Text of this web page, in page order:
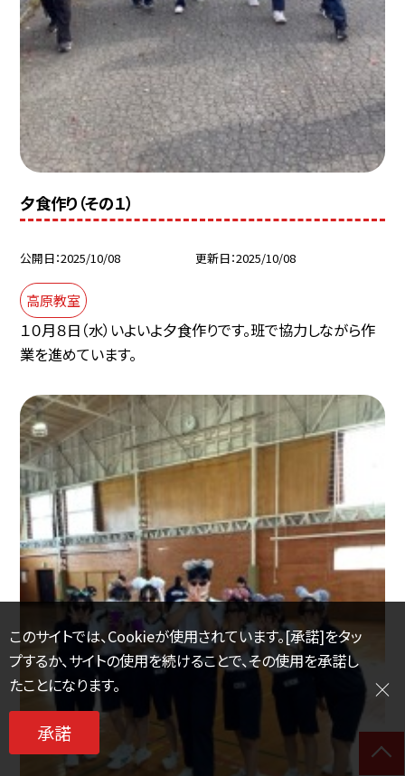
夕食作り（その１）
公開日 2025/10/08 更新日 2025/10/08
高原教室
１０月８日（水）いよいよ夕食作りです。班で協力しながら作
業を進めています。
このサイトでは、Cookieが使用されています。[承諾]をタッ
プするか、サイトの使用を続けることで、その使用を承諾し
たことになります。
承諾